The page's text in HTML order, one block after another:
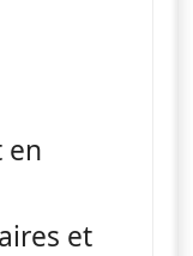
en
et